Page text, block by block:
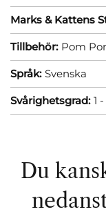
Marks & Kattens
Tillbehör: Pom
Språk: Svenska
Svårighetsgrad: 1
Du